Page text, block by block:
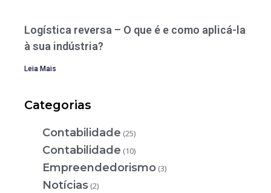
Logística reversa – O que é e como aplicá-la
à sua indústria?
Leia Mais
Categorias
Contabilidade (25)
Contabilidade (10)
Empreendedorismo (3)
Notícias (2)